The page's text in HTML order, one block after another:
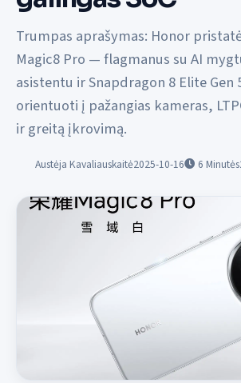
Trumpas aprašymas: Honor
Magic8 Pro — flagmanus su AI
asistentu ir Snapdragon 8 Elite Gen
orientuoti į pažangias kameras,
ir greitą įkrovimą.
Austėja Kavaliauskaitė2025-10-16 6 Minutės